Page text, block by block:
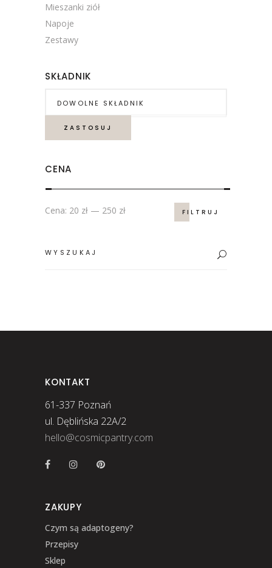
Mieszanki ziół
Napoje
Zestawy
SKŁADNIK
ZASTOSUJ
CENA
Cena
Cena
FILTRUJ
Cena: 20 zł — 250 zł
for:
KONTAKT
61-337 Poznań
ul. Dęblińska 22A/2
hello@cosmicpantry.com
ZAKUPY
Czym są adaptogeny?
Przepisy
Sklep